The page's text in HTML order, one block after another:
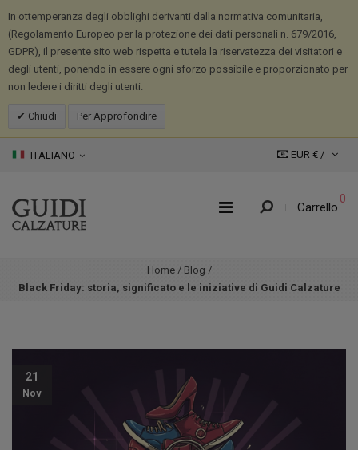
In ottemperanza degli obblighi derivanti dalla normativa comunitaria,
(Regolamento Europeo per la protezione dei dati personali n. 679/2016,
GDPR), il presente sito web rispetta e tutela la riservatezza dei visitatori e
degli utenti, ponendo in essere ogni sforzo possibile e proporzionato per
non ledere i diritti degli utenti.
Chiudi Per Approfondire
ITALIANO EUR € /
Carrello
0
Home / Blog /
Black Friday: storia, significato e le iniziative di Guidi Calzature
21
Nov